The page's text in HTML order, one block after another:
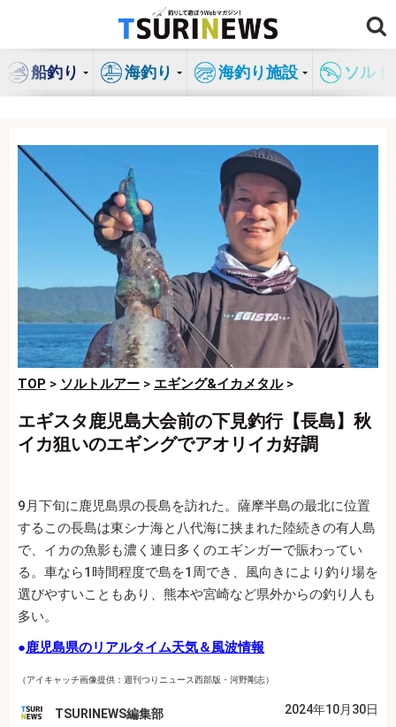
ン
船釣り 海釣り 海釣り施設 ソル
TOP > ソルトルアー > エギング&イカメタル>
エギスタ鹿児島大会前の下見釣行【長島】秋
イカ狙いのエギングでアオリイカ好調
9月下旬に鹿児島県の長島を訪れた。薩摩半島の最北に位置
するこの長島は東シナ海と八代海に挟まれた陸続きの有人島
で、イカの魚影も濃く連日多くのエギンガーで賑わってい
る。車なら1時間程度で島を1周でき、風向きにより釣り場を
選びやすいこともあり、熊本や宮崎など県外からの釣り人も
多い。
●鹿児島県のリアルタイム天気＆風波情報
（アイキャッチ画像提供：週刊つりニュース西部版・河野剛志）
TSURINEWS編集部 2024年10月30日